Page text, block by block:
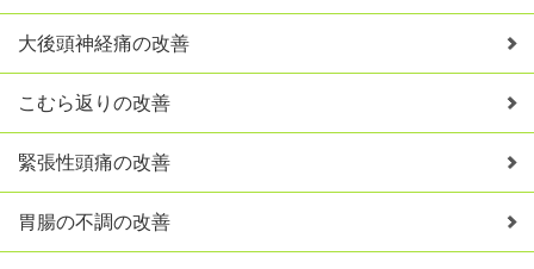
大後頭神経痛の改善
こむら返りの改善
緊張性頭痛の改善
胃腸の不調の改善